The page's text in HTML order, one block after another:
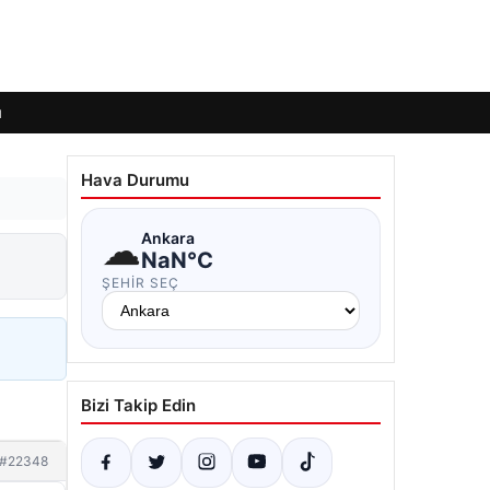
#22348
Hava Durumu
☁Ankara
NaN°C
ŞEHIR SEÇ
Bizi Takip Edin